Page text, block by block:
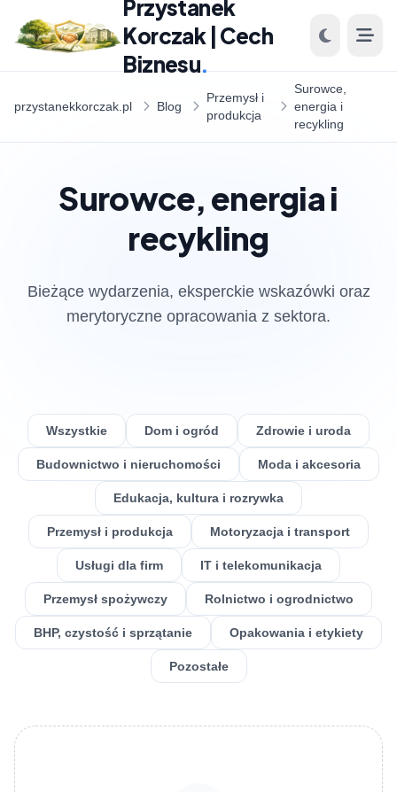
Przystanek
Korczak | Cech
Biznesu.
przystanekkorczak.pl Blog
Przemysł i
produkcja
Surowce,
energia i
recykling
Surowce, energia i
recykling
Bieżące wydarzenia, eksperckie wskazówki oraz
merytoryczne opracowania z sektora.
Wszystkie Dom i ogród Zdrowie i uroda
Budownictwo i nieruchomości Moda i akcesoria
Edukacja, kultura i rozrywka
Przemysł i produkcja Motoryzacja i transport
Usługi dla firm IT i telekomunikacja
Przemysł spożywczy Rolnictwo i ogrodnictwo
BHP, czystość i sprzątanie Opakowania i etykiety
Pozostałe